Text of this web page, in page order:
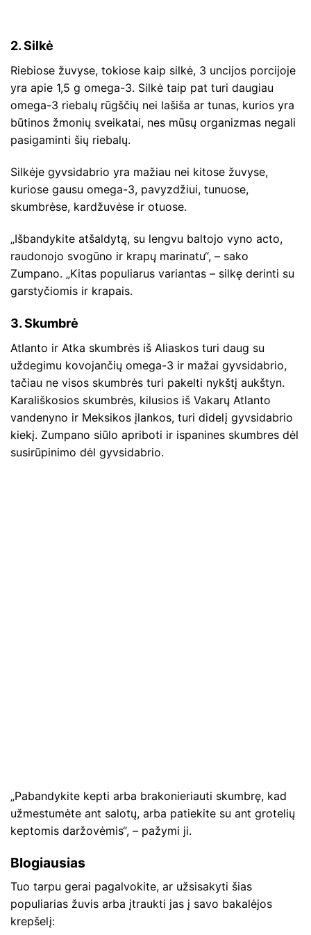
2. Silkė
Riebiose žuvyse, tokiose kaip silkė, 3 uncijos porcijoje
yra apie 1,5 g omega-3. Silkė taip pat turi daugiau
omega-3 riebalų rūgščių nei lašiša ar tunas, kurios yra
būtinos žmonių sveikatai, nes mūsų organizmas negali
pasigaminti šių riebalų.
Silkėje gyvsidabrio yra mažiau nei kitose žuvyse,
kuriose gausu omega-3, pavyzdžiui, tunuose,
skumbrėse, kardžuvėse ir otuose.
„Išbandykite atšaldytą, su lengvu baltojo vyno acto,
raudonojo svogūno ir krapų marinatu“, – sako
Zumpano. „Kitas populiarus variantas – silkę derinti su
garstyčiomis ir krapais.
3. Skumbrė
Atlanto ir Atka skumbrės iš Aliaskos turi daug su
uždegimu kovojančių omega-3 ir mažai gyvsidabrio,
tačiau ne visos skumbrės turi pakelti nykštį aukštyn.
Karališkosios skumbrės, kilusios iš Vakarų Atlanto
vandenyno ir Meksikos įlankos, turi didelį gyvsidabrio
kiekį. Zumpano siūlo apriboti ir ispanines skumbres dėl
susirūpinimo dėl gyvsidabrio.
„Pabandykite kepti arba brakonieriauti skumbrę, kad
užmestumėte ant salotų, arba patiekite su ant grotelių
keptomis daržovėmis“, – pažymi ji.
Blogiausias
Tuo tarpu gerai pagalvokite, ar užsisakyti šias
populiarias žuvis arba įtraukti jas į savo bakalėjos
krepšelį: